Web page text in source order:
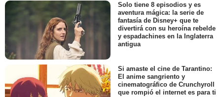
Solo tiene 8 episodios y es
aventura mágica: la serie de
fantasía de Disney+ que te
divertirá con su heroína rebelde
y espadachines en la Inglaterra
antigua
Si amaste el cine de Tarantino:
El anime sangriento y
cinematográfico de Crunchyroll
que rompió el internet es para ti